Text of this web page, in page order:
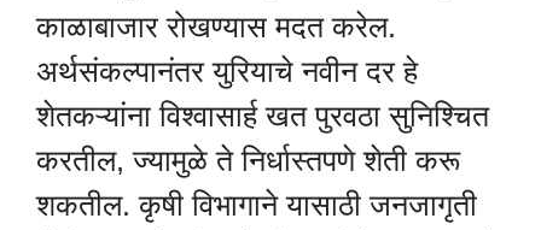
काळाबाजार रोखण्यास मदत करेल.
अर्थसंकल्पानंतर युरियाचे नवीन दर हे
शेतकऱ्यांना विश्वासार्ह खत पुरवठा सुनिश्चित
करतील, ज्यामुळे ते निर्धास्तपणे शेती करू
शकतील. कृषी विभागाने यासाठी जनजागृती